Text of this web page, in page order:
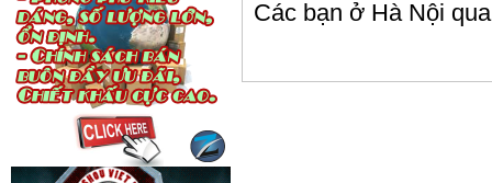
Các bạn ở Hà Nội